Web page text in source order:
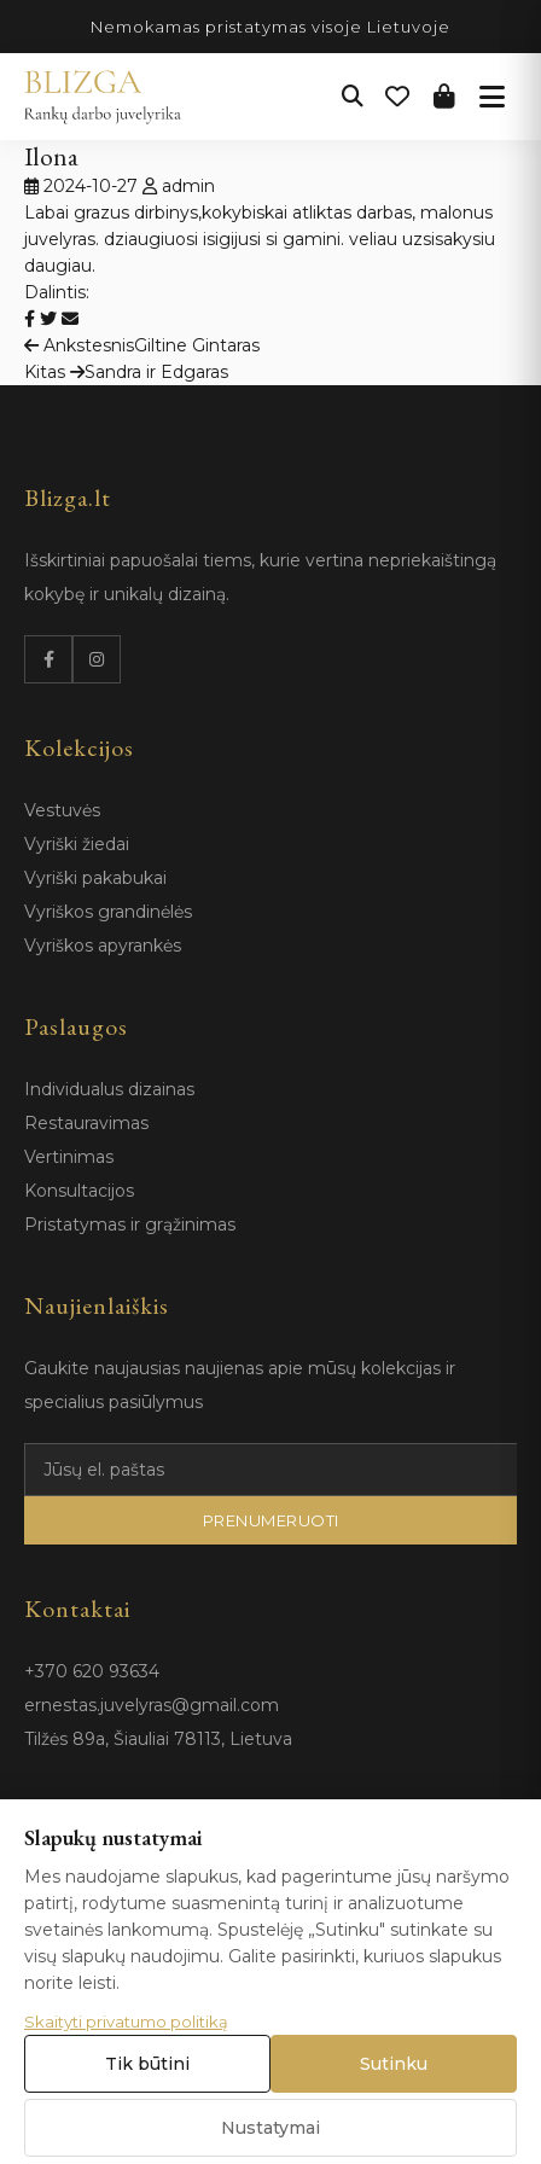
turinio
Nemokamas pristatymas visoje Lietuvoje
Ilona
2024-10-27
admin
Labai grazus dirbinys,kokybiskai atliktas darbas, malonus
juvelyras. dziaugiuosi isigijusi si gamini. veliau uzsisakysiu
daugiau.
Dalintis:
Navigacija
tarp
AnkstesnisGiltine Gintaras
Kitas
Sandra ir Edgaras
Blizga.lt
Išskirtiniai papuošalai tiems, kurie vertina nepriekaištingą
kokybę ir unikalų dizainą.
Kolekcijos
Vestuvės
Vyriški žiedai
Vyriški pakabukai
Vyriškos grandinėlės
Vyriškos apyrankės
Paslaugos
Individualus dizainas
Restauravimas
Vertinimas
Konsultacijos
Pristatymas ir grąžinimas
Naujienlaiškis
Gaukite naujausias naujienas apie mūsų kolekcijas ir
specialius pasiūlymus
PRENUMERUOTI
Kontaktai
+370 620 93634
ernestas.juvelyras@gmail.com
Tilžės 89a, Šiauliai 78113, Lietuva
GIA
Certified
ISO 9001
100%
Authentic
© 2026 Blizga.lt. Visos teisės saugomos. |Privatumo politika|
Naudojimo sąlygos
Slapukų nustatymai
Mes naudojame slapukus, kad pagerintume jūsų naršymo
patirtį, rodytume suasmenintą turinį ir analizuotume
svetainės lankomumą. Spustelėję „Sutinku" sutinkate su
visų slapukų naudojimu. Galite pasirinkti, kuriuos slapukus
norite leisti.
Skaityti privatumo politiką
Nustatymai
Tik būtini Sutinku